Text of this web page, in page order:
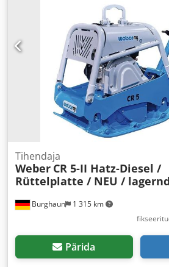
Burghaun 1 315 km
Tihendaja
Weber CR 5-II Hatz-Diesel /
Rüttelplatte / NEU / lagernd
Pärida